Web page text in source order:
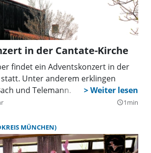
in der Cantate-Kirche
findet ein Adventskonzert in der
Unter anderem erklingen
und Telemann.
query_builder1min
MÜNCHEN)